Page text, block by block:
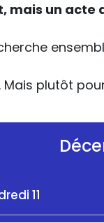
mais un
Mais plutôt
11